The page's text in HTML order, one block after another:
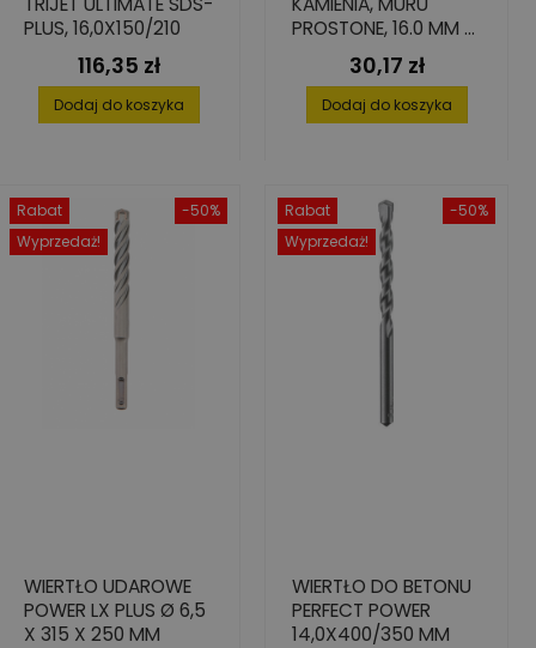
PLUS, 16,0X150/210
Cena
116,35 zł
Dodaj do koszyka
PROSTONE, 16.0 MM X
150 MM X 200 MM
Cena
30,17 zł
Dodaj do koszyka
-50%
Rabat
Wyprzedaż!
WIERTŁO UDAROWE
POWER LX PLUS Ø 6,5
X 315 X 250 MM
-50%
Rabat
Wyprzedaż!
WIERTŁO DO BETONU
PERFECT POWER
14,0X400/350 MM